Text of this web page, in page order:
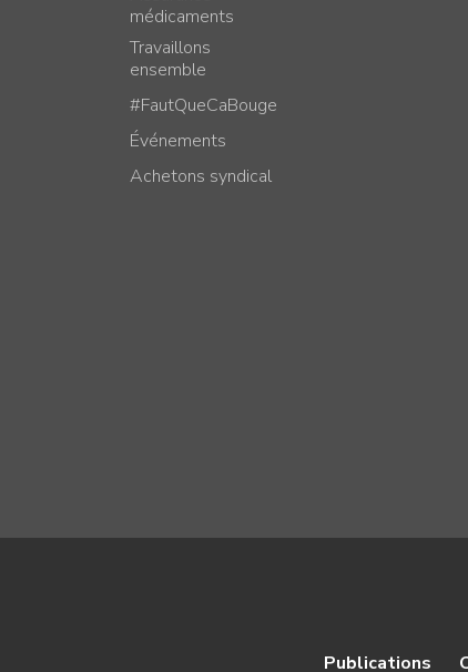
médicaments
Travaillons
ensemble
#FautQueCaBouge
Événements
Achetons syndical
Publications